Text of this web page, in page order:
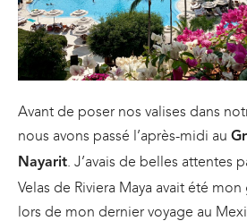
Avant de poser nos valises dans
nous avons passé l’après-midi au
Nayarit. J’avais de belles attentes
Velas de Riviera Maya avait été
lors de mon dernier voyage au